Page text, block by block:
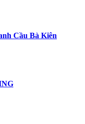
Cầu Bà Kiên